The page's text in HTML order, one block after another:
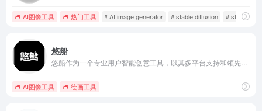
AI图像工具 热门工具 # AI image generator # stable diffusion # stable
悠船
AI图像工具 绘画工具